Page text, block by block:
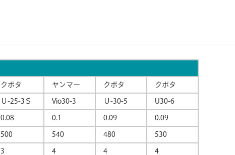
クボタ ヤンマー クボタ クボタ
Ｕ-25-3Ｓ Vio30-3 Ｕ-30-5 U30-6
0.08 0.1 0.09 0.09
500 540 480 530
3 4 4 4